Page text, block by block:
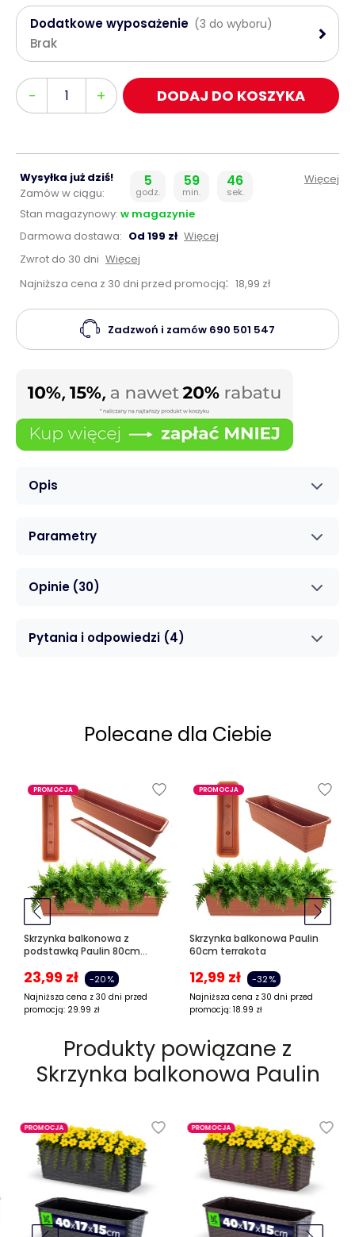
Opis
Parametry
Opinie (30)
Pytania i odpowiedzi (4)
Dodatkowe wyposażenie (3 do wyboru)
Brak
-
Ilość + DODAJ DO KOSZYKA
Wysyłka już dziś!
Zamów w ciągu:
5
godz.
59
min.
45
sek.
Więcej
Stan magazynowy: w magazynie
Darmowa dostawa: Od 199 zł Więcej
Zwrot do 30 dni Więcej
Najniższa cena z 30 dni przed promocją: 18,99 zł
Zadzwoń i zamów 690 501 547
Polecane dla Ciebie
PROMOCJA
Skrzynka balkonowa z
podstawką Paulin 80cm
23,99 zł -20%
Najniższa cena z 30 dni przed
promocją: 29.99 zł
PROMOCJA
Skrzynka balkonowa Paulin
60cm terrakota
12,99 zł -32%
Najniższa cena z 30 dni przed
promocją: 18.99 zł
Produkty powiązane z
Skrzynka balkonowa Paulin
PROMOCJA PROMOCJA